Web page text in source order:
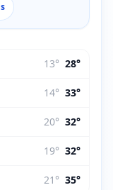
13° 28°
14° 33°
20° 32°
19° 32°
21 ° 35°